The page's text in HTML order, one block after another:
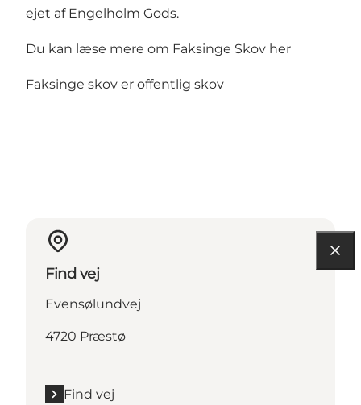
ejet af Engelholm Gods.
Du kan læse mere om Faksinge Skov her
Faksinge skov er offentlig skov
Find vej
Evensølundvej
4720 Præstø
Find vej